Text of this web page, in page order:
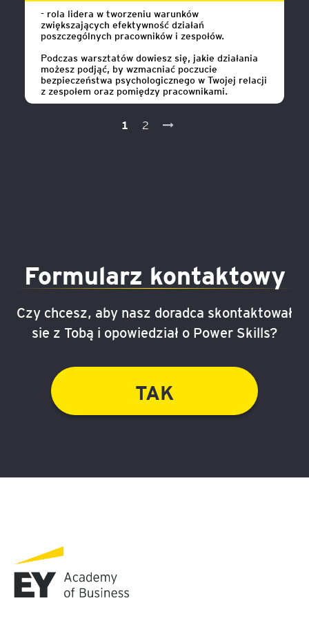
- rola lidera w tworzeniu warunków
zwiększających efektywność działań
poszczególnych pracowników i zespołów.
Podczas warsztatów dowiesz się, jakie działania
możesz podjąć, by wzmacniać poczucie
bezpieczeństwa psychologicznego w Twojej relacji
z zespołem oraz pomiędzy pracownikami.
1 2
Formularz kontaktowy
Czy chcesz, aby nasz doradca skontaktował
sie z Tobą i opowiedział o Power Skills?
TAK